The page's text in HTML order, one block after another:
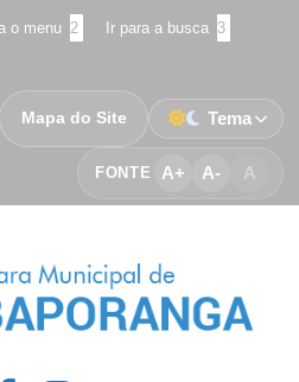
o menu 2 Ir para a busca 3
FONTE A+ A- A
Mapa do Site Tema